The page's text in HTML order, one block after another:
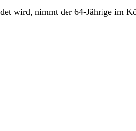
wird, nimmt der 64-Jährige im